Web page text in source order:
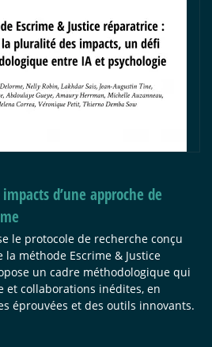
d’une approche de
le protocole de recherche conçu
la méthode Escrime & Justice
un cadre méthodologique qui
collaborations inédites, en
éprouvées et des outils innovants.